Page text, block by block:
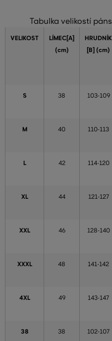
Tabulka velikostí
VELIKOST
LÍMEC[A]
(cm)
HRUDNÍK
[B] (cm)
S 38 103-109
M 40 110-113
L 42 114-120
XL 44 121-127
XXL 46 128-140
XXXL 48 141-142
4XL 49 143-147
38 38 102-107